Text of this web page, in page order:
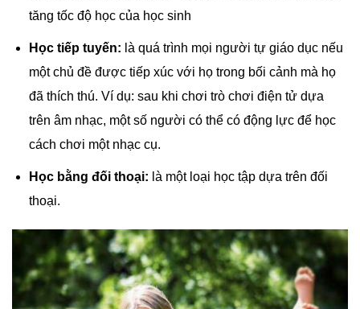
tăng tốc độ học của học sinh
Học tiếp tuyến: là quá trình mọi người tự giáo dục nếu
một chủ đề được tiếp xúc với họ trong bối cảnh mà họ
đã thích thú. Ví dụ: sau khi chơi trò chơi điện tử dựa
trên âm nhạc, một số người có thể có động lực để học
cách chơi một nhạc cụ.
Học bằng đối thoại: là một loại học tập dựa trên đối
thoại.